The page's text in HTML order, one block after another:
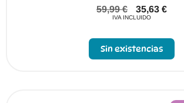
59,99€ 35,63 €
IVA INCLUIDO
Sin existencias